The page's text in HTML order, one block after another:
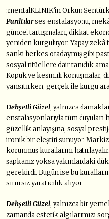
:mentalKLINIK’in Orkun
Parıltılarses enstalasyonu,
güncel tartışmaları, dikkat
yeniden kurguluyor. Yapay zekâ
sanki herkes oradaymış gibi
sosyal ritüellere dair tanıdık
Kopuk ve kesintili konuşmalar,
yansıtırken, gerçek ile kurgu
Dehşetli Güzel, yalnızca
enstalasyonlarıyla tüm duyuları
güzellik anlayışına, sosyal
ironik bir eleştiri sunuyor.
korunmuş kurallarını
şapkanız yoksa yakınlardaki
gerekirdi. Bugün ise bu
sınırsız yaratıcılık alıyor.
Dehşetli Güzel, yalnızca bir
zamanda estetik algılarımızı